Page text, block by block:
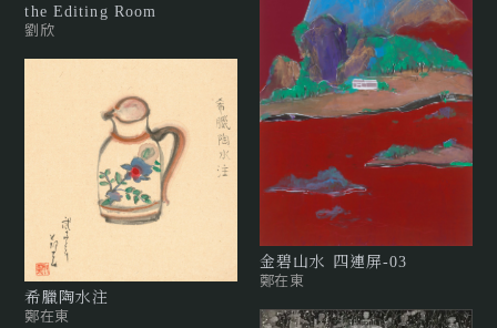
the Editing Room
劉欣
希臘陶水注
鄭在東
金碧山水 四連屏-03
鄭在東